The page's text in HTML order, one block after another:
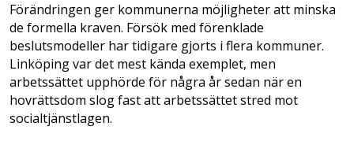
Förändringen ger kommunerna möjligheter att minska
de formella kraven. Försök med förenklade
beslutsmodeller har tidigare gjorts i flera kommuner.
Linköping var det mest kända exemplet, men
arbetssättet upphörde för några år sedan när en
hovrättsdom slog fast att arbetssättet stred mot
socialtjänstlagen.